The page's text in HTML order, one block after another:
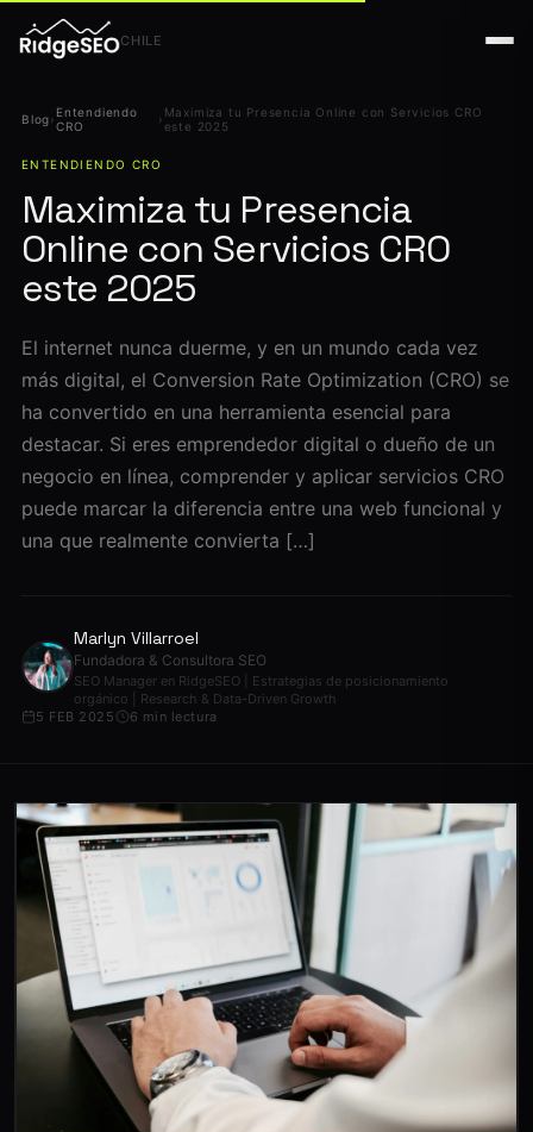
CHILE
Blog› Entendiendo
CRO
› Maximiza tu Presencia Online con Servicios CRO
este 2025
ENTENDIENDO CRO
Maximiza tu Presencia
Online con Servicios CRO
este 2025
El internet nunca duerme, y en un mundo cada vez
más digital, el Conversion Rate Optimization (CRO) se
ha convertido en una herramienta esencial para
destacar. Si eres emprendedor digital o dueño de un
negocio en línea, comprender y aplicar servicios CRO
puede marcar la diferencia entre una web funcional y
una que realmente convierta […]
Marlyn Villarroel
Fundadora & Consultora SEO
SEO Manager en RidgeSEO | Estrategias de posicionamiento
orgánico | Research & Data-Driven Growth
5 FEB 2025
6 min lectura